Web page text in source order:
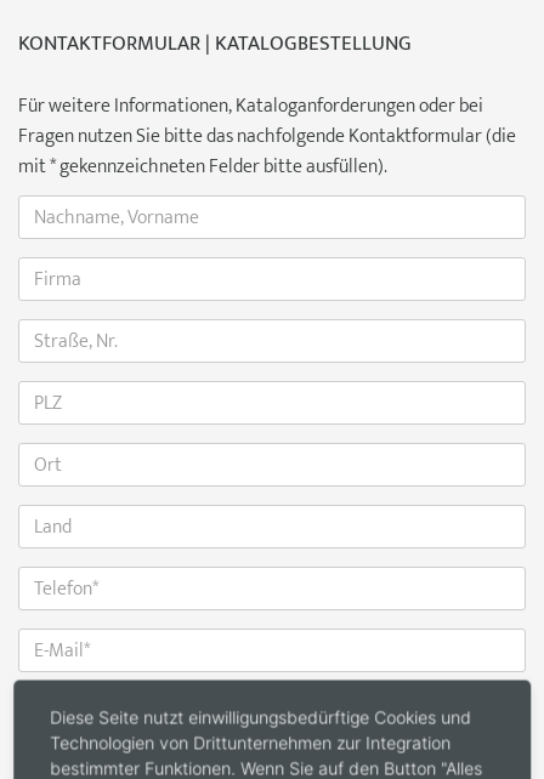
KONTAKTFORMULAR | KATALOGBESTELLUNG
Für weitere Informationen, Kataloganforderungen oder bei
Fragen nutzen Sie bitte das nachfolgende Kontaktformular (die
mit * gekennzeichneten Felder bitte ausfüllen).
Kataloganforderung
Decenta Klasse (124 Seiten)
Diese Seite nutzt einwilligungsbedürftige Cookies und
Technologien von Drittunternehmen zur Integration
bestimmter Funktionen. Wenn Sie auf den Button "Alles